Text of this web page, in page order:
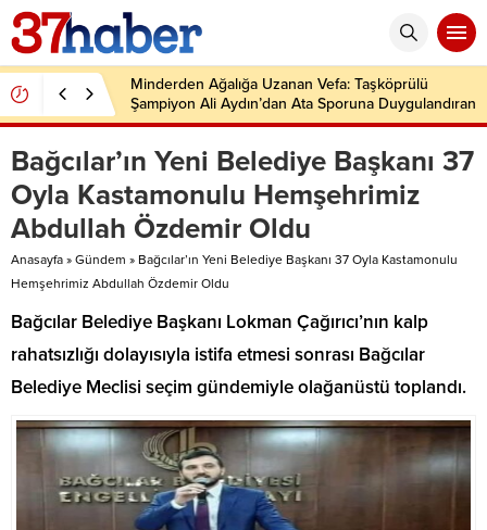
Minderden Ağalığa Uzanan Vefa: Taşköprülü
Şampiyon Ali Aydın’dan Ata Sporuna Duygulandıran
Dönüş
Bağcılar’ın Yeni Belediye Başkanı 37
Oyla Kastamonulu Hemşehrimiz
Abdullah Özdemir Oldu
Anasayfa » Gündem » Bağcılar’ın Yeni Belediye Başkanı 37 Oyla Kastamonulu
Hemşehrimiz Abdullah Özdemir Oldu
Bağcılar Belediye Başkanı Lokman Çağırıcı’nın kalp
rahatsızlığı dolayısıyla istifa etmesi sonrası Bağcılar
Belediye Meclisi seçim gündemiyle olağanüstü toplandı.